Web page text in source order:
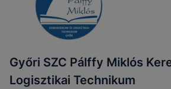
Győri SZC Pálffy Miklós
Logisztikai Technikum